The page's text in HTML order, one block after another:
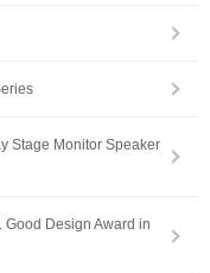
Stage Monitor Speaker
Good Design Award in